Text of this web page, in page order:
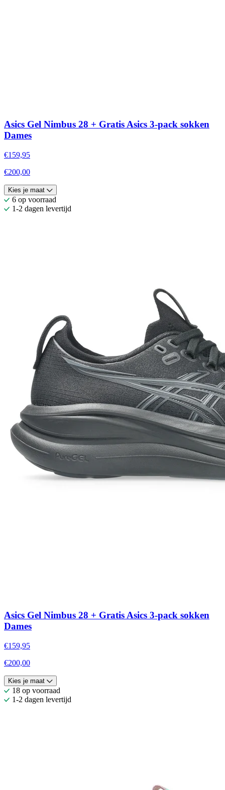
Asics Gel Nimbus 28 + Gratis Asics 3-pack sokken
Dames
€159,95
€200,00
Kies je maat
6 op voorraad
1-2 dagen levertijd
Asics Gel Nimbus 28 + Gratis Asics 3-pack sokken
Dames
€159,95
€200,00
Kies je maat
18 op voorraad
1-2 dagen levertijd